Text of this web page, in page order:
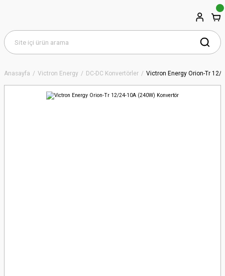
Anasayfa Victron Energy DC-DC Konvertörler Victron Energy Orion-Tr 12/